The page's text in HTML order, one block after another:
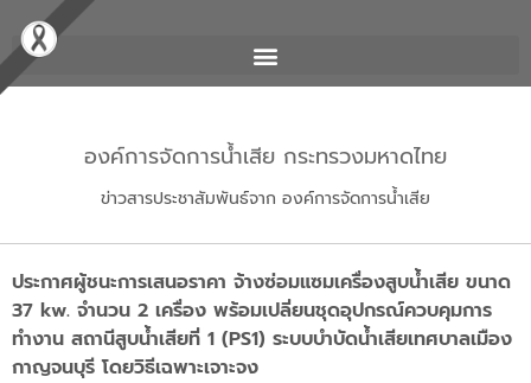
องค์การจัดการน้ำเสีย กระทรวงมหาดไทย
ข่าวสารประชาสัมพันธ์จาก องค์การจัดการน้ำเสีย
ประกาศผู้ชนะการเสนอราคา จ้างซ่อมแซมเครื่องสูบน้ำเสีย ขนาด
37 kw. จำนวน 2 เครื่อง พร้อมเปลี่ยนชุดอุปกรณ์ควบคุมการ
ทำงาน สถานีสูบน้ำเสียที่ 1 (PS1) ระบบบำบัดน้ำเสียเทศบาลเมือง
กาญจนบุรี โดยวิธีเฉพาะเจาะจง